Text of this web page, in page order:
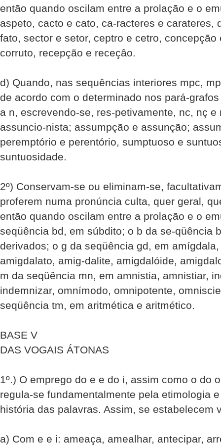
então quando oscilam entre a prolação e o
aspeto, cacto e cato, ca-racteres e carateres,
fato, sector e setor, ceptro e cetro,
corruto, recepção e receçâo.
d) Quando, nas sequências interiores mpc,
de acordo com o determinado nos pará-
a n, escrevendo-se, res-petivamente, nc, nç
assuncio-nista; assumpção e assunção;
peremptório e perentório, sumptuoso e
suntuosidade.
2º) Conservam-se ou eliminam-se,
proferem numa pronúncia culta, quer geral,
então quando oscilam entre a prolação e o
seqüência bd, em súbdito; o b da se-qüência
derivados; o g da seqüência gd, em
amigdalato, amig-dalite, amigdalóide,
m da seqüência mn, em amnistia, amnistiar,
indemnizar, omnímodo, omnipotente,
seqüência tm, em aritmética e aritmético.
BASE V
DAS VOGAIS ÁTONAS
1º.) O emprego do e e do i, assim como o do
regula-se fundamentalmente pela etimologia
história das palavras. Assim, se estabelecem
a) Com e e i: ameaça, amealhar, antecipar,